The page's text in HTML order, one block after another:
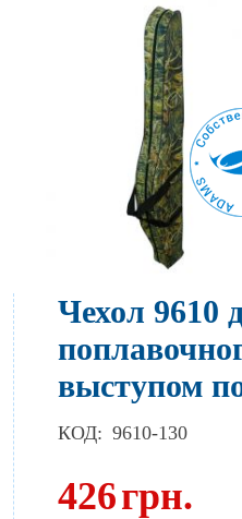
Чехол 9610
выступом
КОД: 9610-130
426грн.